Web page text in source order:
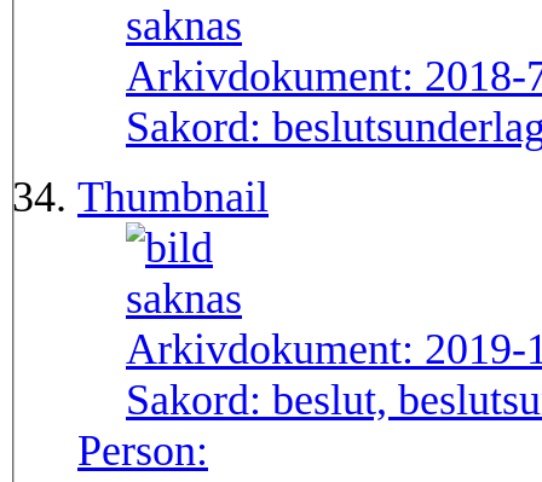
Arkivdokument: 2018-
Sakord:
Thumbnail
Arkivdokument: 2019-
Sakord: beslut,
Person: